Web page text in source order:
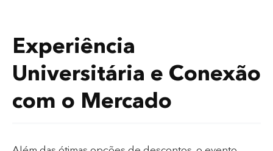
Experiência
Universitária e Conexão
com o Mercado